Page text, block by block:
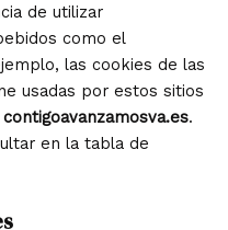
de utilizar
como el
las cookies de las
usadas por estos sitios
contigoavanzamosva.es.
en la tabla de